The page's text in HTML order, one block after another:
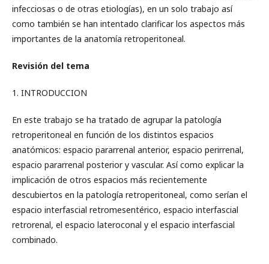
infecciosas o de otras etiologías), en un solo trabajo así
como también se han intentado clarificar los aspectos más
importantes de la anatomía retroperitoneal.
Revisión del tema
1. INTRODUCCION
En este trabajo se ha tratado de agrupar la patología
retroperitoneal en función de los distintos espacios
anatómicos: espacio pararrenal anterior, espacio perirrenal,
espacio pararrenal posterior y vascular. Así como explicar la
implicación de otros espacios más recientemente
descubiertos en la patología retroperitoneal, como serían el
espacio interfascial retromesentérico, espacio interfascial
retrorenal, el espacio lateroconal y el espacio interfascial
combinado.